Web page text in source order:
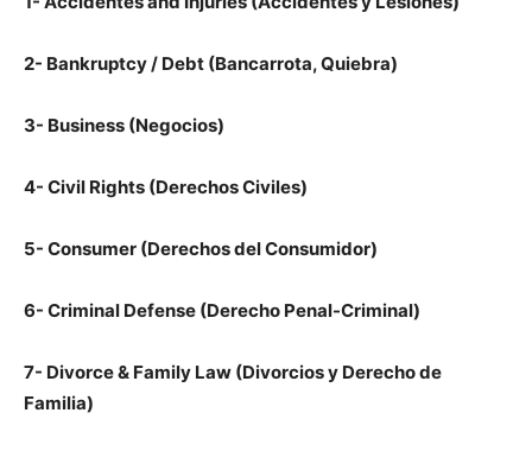
2- Bankruptcy / Debt (Bancarrota, Quiebra)
3- Business (Negocios)
4- Civil Rights (Derechos Civiles)
5- Consumer (Derechos del Consumidor)
6- Criminal Defense (Derecho Penal-Criminal)
7- Divorce & Family Law (Divorcios y Derecho de
Familia)